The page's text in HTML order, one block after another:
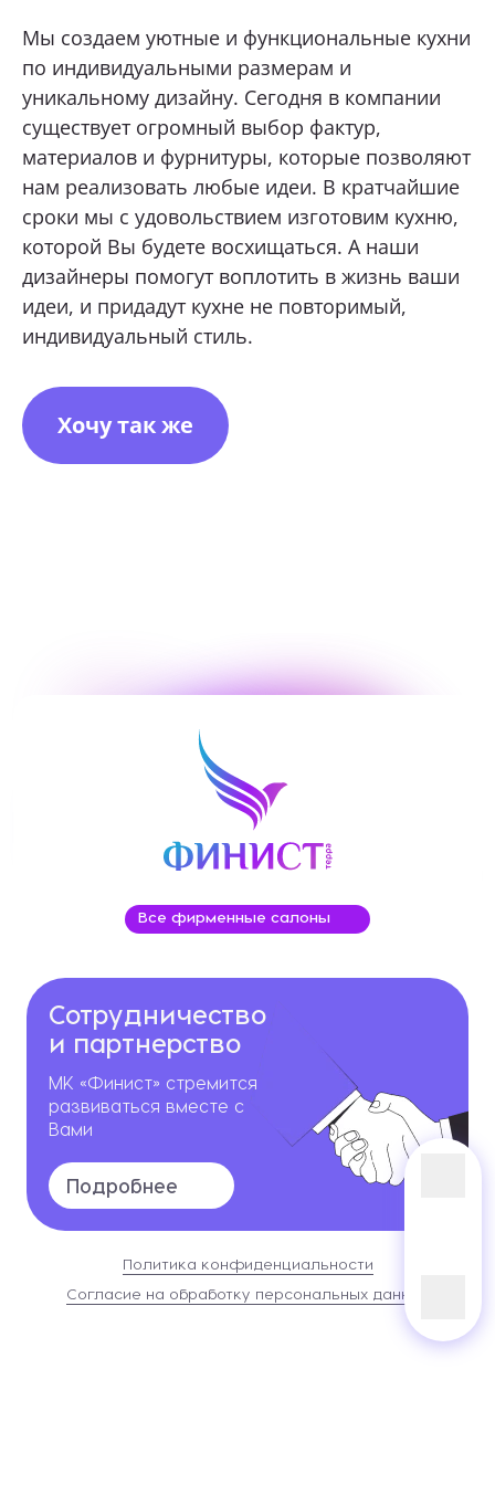
Мы создаем уютные и функциональные кухни
по индивидуальными размерам и
уникальному дизайну. Сегодня в компании
существует огромный выбор фактур,
материалов и фурнитуры, которые позволяют
нам реализовать любые идеи. В кратчайшие
сроки мы с удовольствием изготовим кухню,
которой Вы будете восхищаться. А наши
дизайнеры помогут воплотить в жизнь ваши
идеи, и придадут кухне не повторимый,
индивидуальный стиль.
Хочу так же
Все фирменные салоны
Сотрудничество
и партнерство
МК «Финист» стремится
развиваться вместе с
Вами
Подробнее
Политика конфиденциальности
Согласие на обработку персональных данных
ОТПРАВИТЬ
Нажимая кнопку «Отправить», я даю свое согласие
на обработку моих персональных данных, в соответствии с
Федеральным законом от 27.07.2006 года № 152-ФЗ
«О персональных данных», на условиях и для целей,
определенных вСогласии на обработку персональных данных *